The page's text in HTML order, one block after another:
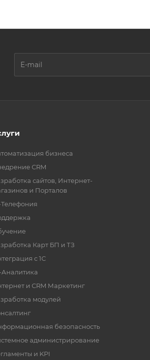
бизнеса
CRM
сайтов, Интернет-
и Порталов
Телефония
Карт БП и ТЗ
с 1С
Аналитика
и CRM Маркетинг
модулей
безопасность
администрирование
и KPI